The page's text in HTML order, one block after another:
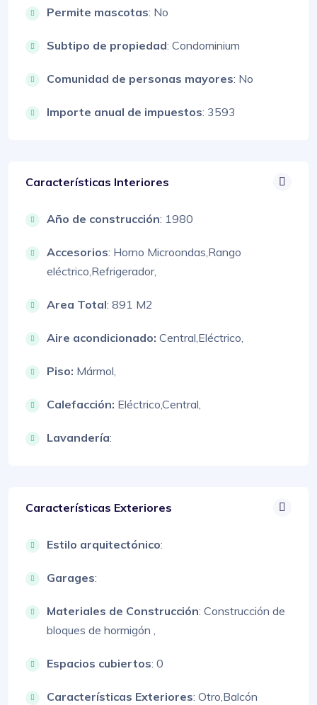
Permite mascotas: No
Subtipo de propiedad: Condominium
Comunidad de personas mayores: No
Importe anual de impuestos: 3593
Características Interiores
Año de construcción: 1980
Accesorios: Horno Microondas,Rango
eléctrico,Refrigerador,
Area Total: 891 M2
Aire acondicionado: Central,Eléctrico,
Piso: Mármol,
Calefacción: Eléctrico,Central,
Lavandería:
Características Exteriores
Estilo arquitectónico:
Garages:
Materiales de Construcción: Construcción de
bloques de hormigón ,
Espacios cubiertos: 0
Características Exteriores: Otro,Balcón